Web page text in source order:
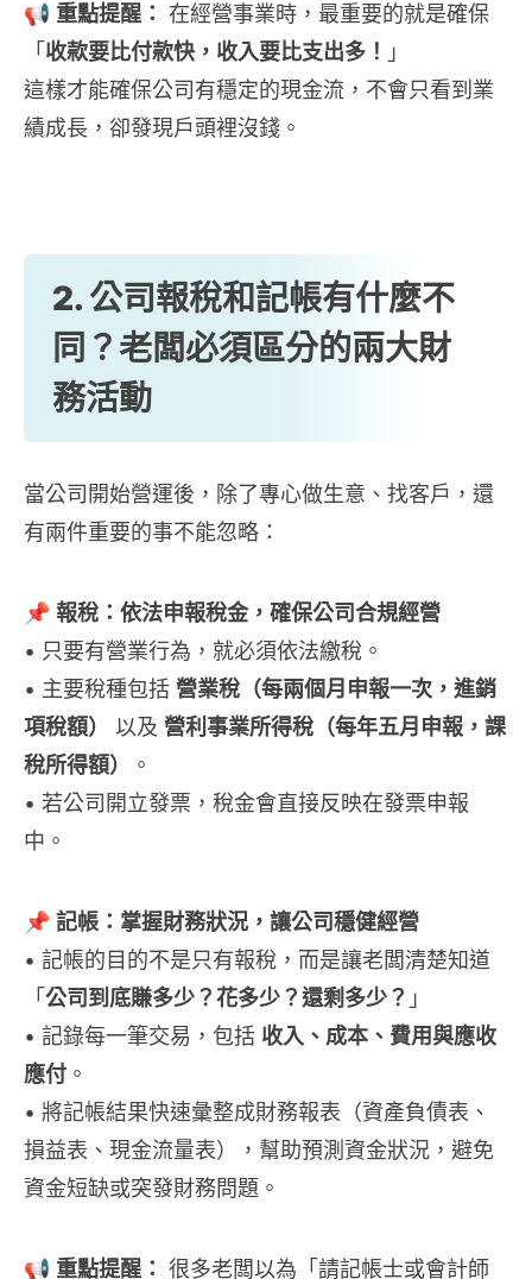
📢 重點提醒： 在經營事業時，最重要的就是確保
「 收款要比付款快，收入要比支出多！ 」
這樣才能確保公司有穩定的現金流，不會只看到業
績成長，卻發現戶頭裡沒錢。
2. 公司報稅和記帳有什麼不
同？老闆必須區分的兩大財
務活動
當公司開始營運後，除了專心做生意、找客戶，還
有兩件重要的事不能忽略：
📌 報稅：依法申報稅金，確保公司合規經營
• 只要有營業行為，就必須依法繳稅。
• 主要稅種包括 營業稅（每兩個月申報一次，進銷
項稅額）
以及 營利事業所得稅（每年五月申報，課
稅所得額）
。
• 若公司開立發票，稅金會直接反映在發票申報
中。
📌 記帳：掌握財務狀況，讓公司穩健經營
• 記帳的目的不是只有報稅，而是讓老闆清楚知道
「 公司到底賺多少？花多少？還剩多少？ 」
• 記錄每一筆交易，包括 收入、成本、費用與應收
應付 。
• 將記帳結果快速彙整成財務報表（資產負債表、
損益表、現金流量表），幫助預測資金狀況，避免
資金短缺或突發財務問題。
📢 重點提醒： 很多老闆以為「請記帳士或會計師